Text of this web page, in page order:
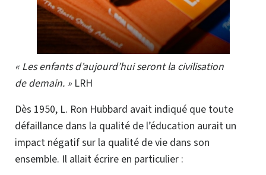
« Les enfants d’aujourd’hui seront la civilisation
de demain. » LRH
Dès 1950, L. Ron Hubbard avait indiqué que toute
défaillance dans la qualité de l’éducation aurait un
impact négatif sur la qualité de vie dans son
ensemble. Il allait écrire en particulier :